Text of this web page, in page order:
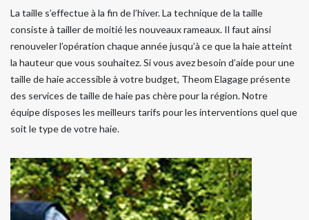
La taille s’effectue à la fin de l’hiver. La technique de la taille
consiste à tailler de moitié les nouveaux rameaux. Il faut ainsi
renouveler l’opération chaque année jusqu’à ce que la haie atteint
la hauteur que vous souhaitez. Si vous avez besoin d’aide pour une
taille de haie accessible à votre budget, Theom Elagage présente
des services de taille de haie pas chère pour la région. Notre
équipe disposes les meilleurs tarifs pour les interventions quel que
soit le type de votre haie.